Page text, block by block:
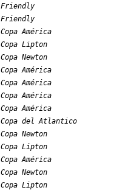
Friendly
Friendly
Copa América
Copa Lipton
Copa Newton
Copa América
Copa América
Copa América
Copa América
Copa del Atlantico
Copa Newton
Copa Lipton
Copa América
Copa Newton
Copa Lipton